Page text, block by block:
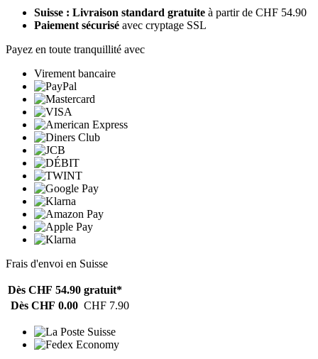
Suisse : Livraison standard gratuite à partir de CHF 54.90
Paiement sécurisé avec cryptage SSL
Payez en toute tranquillité avec
Virement bancaire
Frais d'envoi en Suisse
Dès CHF 54.90 gratuit*
Dès CHF 0.00 CHF 7.90